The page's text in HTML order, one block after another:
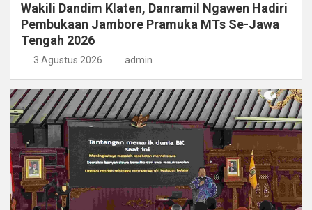
Wakili Dandim Klaten, Danramil Ngawen Hadiri
Pembukaan Jambore Pramuka MTs Se-Jawa
Tengah 2026
3 Agustus 2026 admin